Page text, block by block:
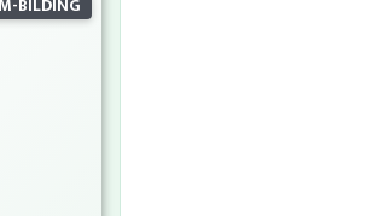
BILDING